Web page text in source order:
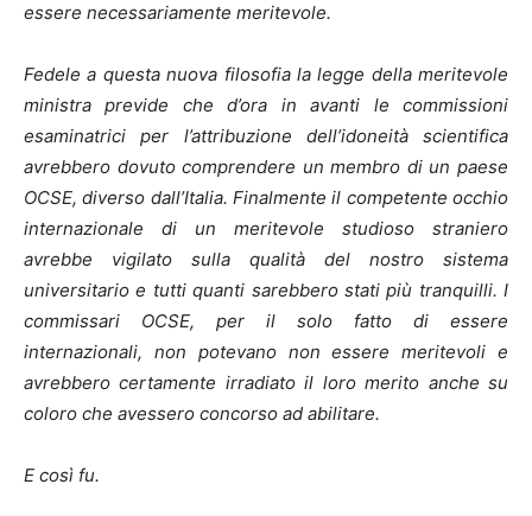
essere necessariamente meritevole.
Fedele a questa nuova filosofia la legge della meritevole
ministra previde che d’ora in avanti le commissioni
esaminatrici per l’attribuzione dell’idoneità scientifica
avrebbero dovuto comprendere un membro di un paese
OCSE, diverso dall’Italia. Finalmente il competente occhio
internazionale di un meritevole studioso straniero
avrebbe vigilato sulla qualità del nostro sistema
universitario e tutti quanti sarebbero stati più tranquilli. I
commissari OCSE, per il solo fatto di essere
internazionali, non potevano non essere meritevoli e
avrebbero certamente irradiato il loro merito anche su
coloro che avessero concorso ad abilitare.
E così fu.